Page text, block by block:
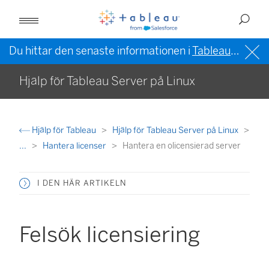
Du hittar den senaste informationen iTableau-hjälpen på engelska (USA)
Hjälp för Tableau Server på Linux
Hjälp för Tableau
Hjälp för Tableau Server på Linux
...
Hantera licenser Hantera en olicensierad server
I DEN HÄR ARTIKELN
Felsök licensiering